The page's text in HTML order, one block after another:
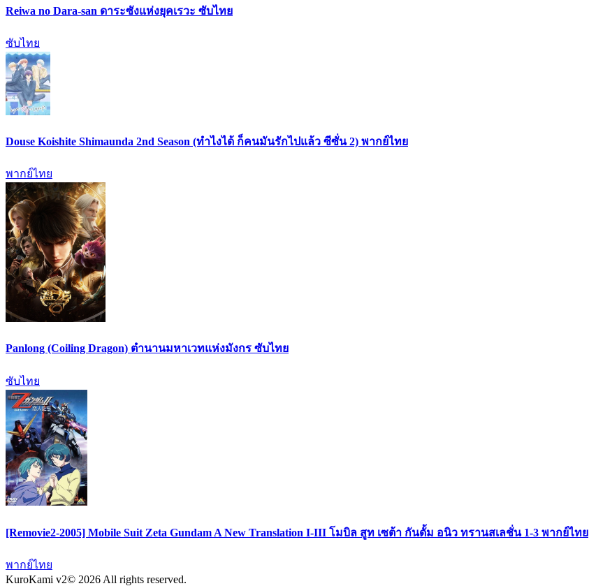
Reiwa no Dara-san ดาระซังแห่งยุคเรวะ ซับไทย
ซับไทย
Douse Koishite Shimaunda 2nd Season (ทำไงได้ ก็คนมันรักไปแล้ว ซีซั่น 2) พากย์ไทย
พากย์ไทย
Panlong (Coiling Dragon) ตำนานมหาเวทแห่งมังกร ซับไทย
ซับไทย
[Removie2-2005] Mobile Suit Zeta Gundam A New Translation I-III โมบิล สูท เซต้า กันดั้ม อนิว ทรานสเลชั่น 1-3 พากย์ไทย
พากย์ไทย
KuroKami v2© 2026 All rights reserved.